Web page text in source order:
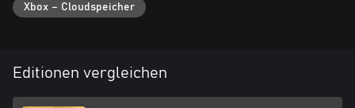
Xbox – Cloudspeicher
Editionen vergleichen